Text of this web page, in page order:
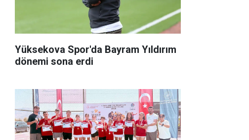
Yüksekova Spor'da Bayram Yıldırım
dönemi sona erdi